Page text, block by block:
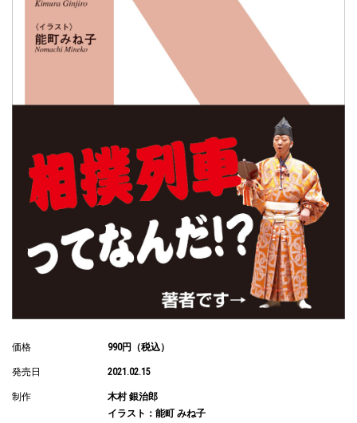
価格 990円（税込）
発売日 2021.02.15
制作
木村 銀治郎
イラスト：能町 みね子